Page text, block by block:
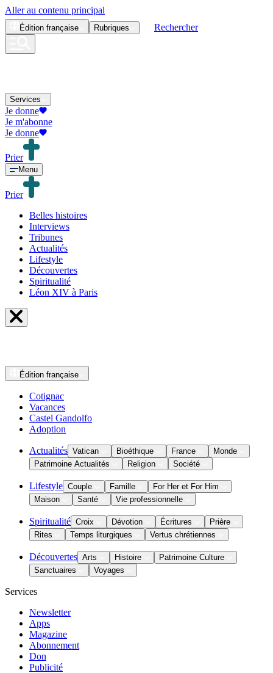
Aller au contenu principal
Édition française Rubriques Rechercher
Services
Je donne
Je m'abonne
Je donne
Prier
Menu
Prier
Belles histoires
Interviews
Tribunes
Actualités
Lifestyle
Découvertes
Spiritualité
Léon XIV à Paris
Édition française
Cotignac
Vacances
Castel Gandolfo
Adoption
Actualités Vatican Bioéthique France
Monde
Patrimoine Actualités
Religion Société
Lifestyle Couple Famille
For Her et For Him
Maison
Santé Vie professionnelle
Spiritualité Croix Dévotion Écritures
Prière
Rites
Temps liturgiques Vertus chrétiennes
Découvertes Arts Histoire
Patrimoine Culture
Sanctuaires
Voyages
Services
Newsletter
Apps
Magazine
Abonnement
Don
Publicité